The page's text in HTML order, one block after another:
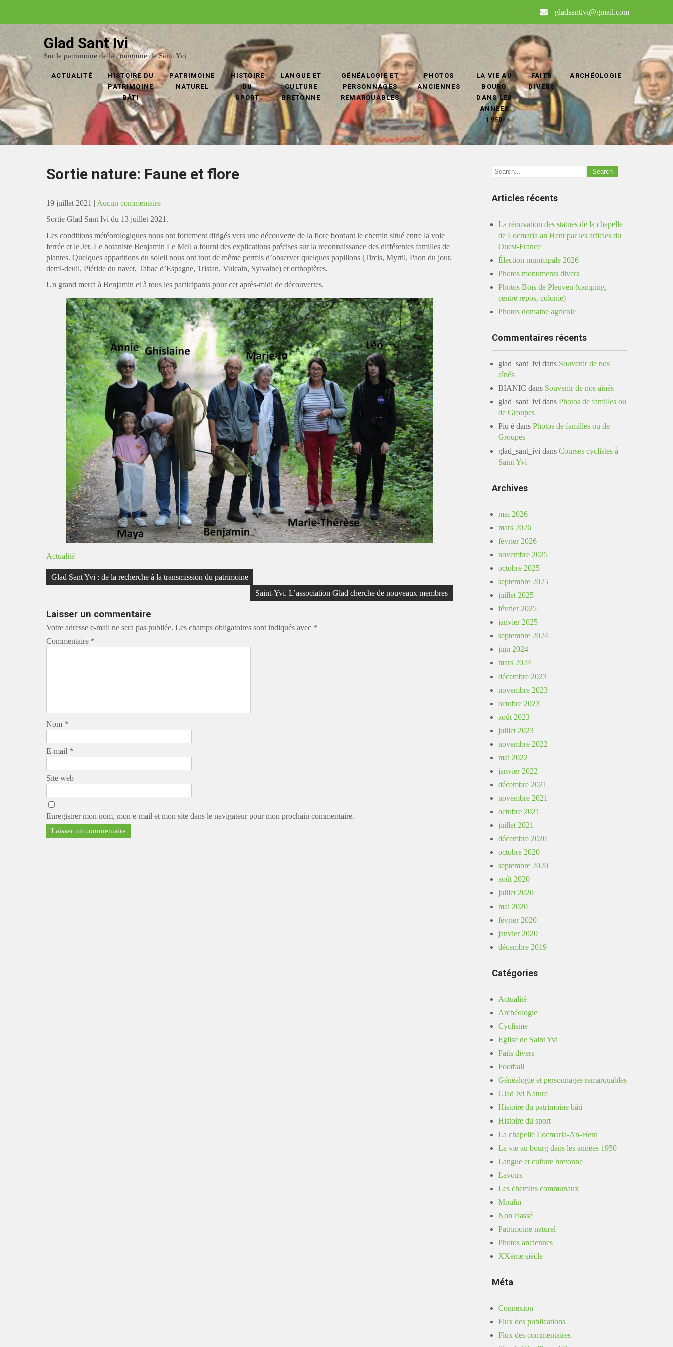
gladsantivi@gmail.com
Glad Sant Ivi
Sur le patrimoine de la commune de Saint Yvi
ACTUALITÉ
HISTOIRE DU
PATRIMOINE
BÂTI
PATRIMOINE
NATUREL
HISTOIRE
DU
SPORT
LANGUE ET
CULTURE
BRETONNE
GÉNÉALOGIE ET
PERSONNAGES
REMARQUABLES
PHOTOS
ANCIENNES
LA VIE AU
BOURG
DANS LES
ANNÉES
1950
FAITS
DIVERS
ARCHÉOLOGIE
Sortie nature: Faune et flore
19 juillet 2021 | Aucun commentaire
Sortie Glad Sant Ivi du 13 juillet 2021.
Les conditions météorologiques nous ont fortement dirigés vers une découverte de la flore bordant le chemin situé entre la voie
ferrée et le Jet. Le botaniste Benjamin Le Mell a fourni des explications précises sur la reconnaissance des différentes familles de
plantes. Quelques apparitions du soleil nous ont tout de même permis d’observer quelques papillons (Tircis, Myrtil, Paon du jour,
demi-deuil, Piéride du navet, Tabac d’Espagne, Tristan, Vulcain, Sylvaine) et orthoptères.
Un grand merci à Benjamin et à tous les participants pour cet après-midi de découvertes.
Actualité
Navigation
Glad Sant Yvi : de la recherche à la transmission du patrimoine
Saint-Yvi. L’association Glad cherche de nouveaux membres
Laisser un commentaire
Votre adresse e-mail ne sera pas publiée. Les champs obligatoires sont indiqués avec *
Commentaire *
Nom *
E-mail *
Site web
Enregistrer mon nom, mon e-mail et mon site dans le navigateur pour mon prochain commentaire.
Articles récents
La rénovation des statues de la chapelle
de Locmaria an Hent par les articles du
Ouest-France
Élection municipale 2026
Photos monuments divers
Photos Bois de Pleuven (camping,
centre repos, colonie)
Photos domaine agricole
Commentaires récents
glad_sant_ivi dans Souvenir de nos
aînés
BIANIC dans Souvenir de nos aînés
glad_sant_ivi dans Photos de familles ou
de Groupes
Piu é dans Photos de familles ou de
Groupes
glad_sant_ivi dans Courses cyclistes à
Saint Yvi
Archives
mai 2026
mars 2026
février 2026
novembre 2025
octobre 2025
septembre 2025
juillet 2025
février 2025
janvier 2025
septembre 2024
juin 2024
mars 2024
décembre 2023
novembre 2023
octobre 2023
août 2023
juillet 2023
novembre 2022
mai 2022
janvier 2022
décembre 2021
novembre 2021
octobre 2021
juillet 2021
décembre 2020
octobre 2020
septembre 2020
août 2020
juillet 2020
mai 2020
février 2020
janvier 2020
décembre 2019
Catégories
Actualité
Archéologie
Cyclisme
Eglise de Saint Yvi
Faits divers
Football
Généalogie et personnages remarquables
Glad Ivi Nature
Histoire du patrimoine bâti
Histoire du sport
La chapelle Locmaria-An-Hent
La vie au bourg dans les années 1950
Langue et culture bretonne
Lavoirs
Les chemins communaux
Moulin
Non classé
Patrimoine naturel
Photos anciennes
XXème siècle
Méta
Connexion
Flux des publications
Flux des commentaires